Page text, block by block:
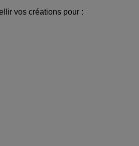
vos créations pour :